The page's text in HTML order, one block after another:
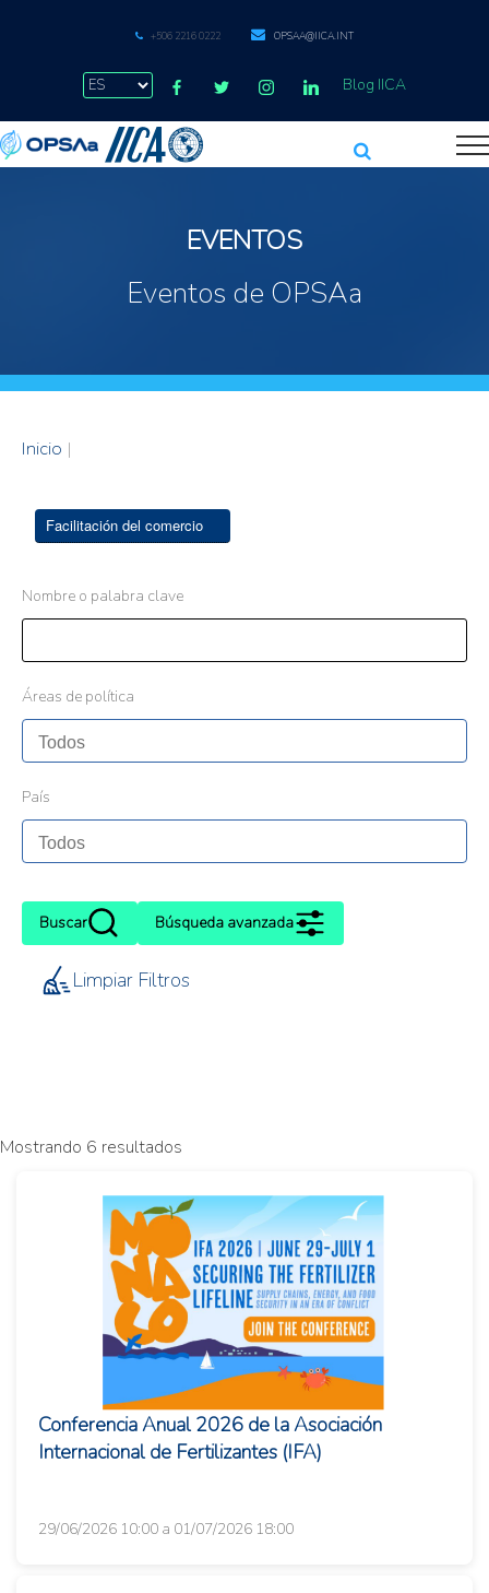
+506 2216 0222 OPSAA@IICA.INT
Blog IICA
EVENTOS
Eventos de OPSAa
Inicio |
Facilitación del comercio
Nombre o palabra clave
Áreas de política
País
Buscar Búsqueda avanzada
Limpiar Filtros
Mostrando 6 resultados
Conferencia Anual 2026 de la Asociación
Internacional de Fertilizantes (IFA)
29/06/2026 10:00 a 01/07/2026 18:00